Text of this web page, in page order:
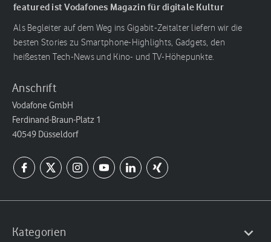
featured ist Vodafones Magazin für digitale Kultur
Als Begleiter auf dem Weg ins Gigabit-Zeitalter liefern wir die
besten Stories zu Smartphone-Highlights, Gadgets, den
heißesten Tech-News und Kino- und TV-Höhepunkte.
Anschrift
Vodafone GmbH
Ferdinand-Braun-Platz 1
40549 Düsseldorf
Kategorien